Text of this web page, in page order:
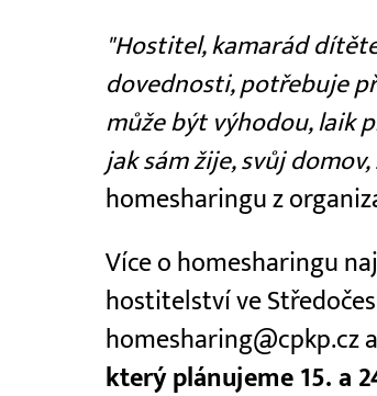
"Hostitel, kamarád
dovednosti, potřebuje
může být výhodou, laik
jak sám žije, svůj domov,
homesharingu z
Více o homesharingu
hostitelství ve
homesharing@cpkp.cz
který plánujeme 15. a